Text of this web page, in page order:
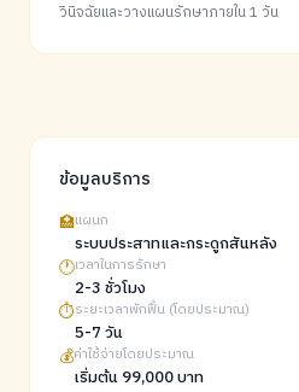
วินิจฉัยและวางแผนรักษาภายใน 1 วัน
ข้อมูลบริการ
🏥แผนก
ระบบประสาทและกระดูกสันหลัง
🕐เวลาในการรักษา
2-3 ชั่วโมง
⏱️ระยะเวลาพักฟื้น (โดยประมาณ)
5-7 วัน
💰ค่าใช้จ่ายโดยประมาณ
เริ่มต้น 99,000 บาท